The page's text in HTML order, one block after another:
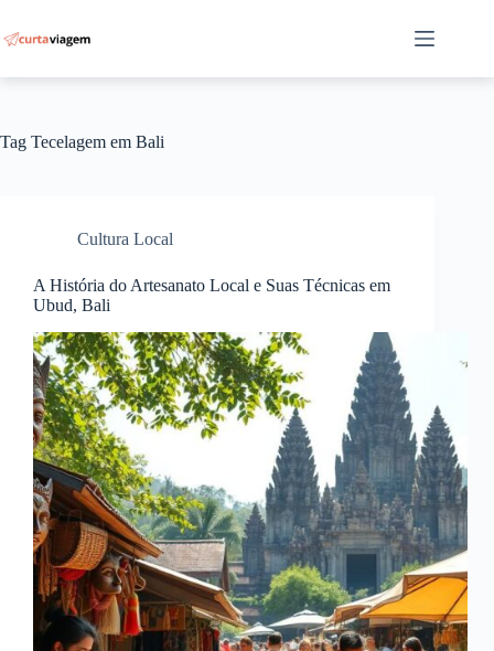
para
o
Tag Tecelagem em Bali
Cultura Local
A História do Artesanato Local e Suas Técnicas em
Ubud, Bali